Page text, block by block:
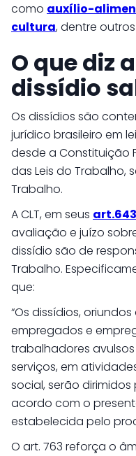
como auxílio-
cultura, dentre
O que diz
dissídio
Os dissídios são
jurídico brasileiro em
desde a Constituição
das Leis do Trabalho,
Trabalho.
A CLT, em seus
avaliação e juízo
dissídio são de
Trabalho.
que:
“Os dissídios,
empregados e
trabalhadores
serviços, em
social, serão
acordo com o
estabelecida pelo
O art. 763 reforça o